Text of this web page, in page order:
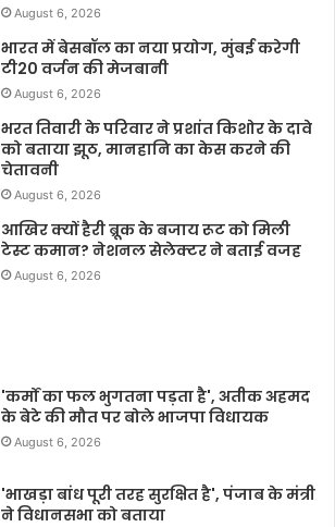
August 6, 2026
भारत में बेसबॉल का नया प्रयोग, मुंबई करेगी
टी20 वर्जन की मेजबानी
August 6, 2026
भरत तिवारी के परिवार ने प्रशांत किशोर के दावे
को बताया झूठ, मानहानि का केस करने की
चेतावनी
August 6, 2026
आखिर क्यों हैरी ब्रूक के बजाय रूट को मिली
टेस्ट कमान? नेशनल सेलेक्टर ने बताई वजह
August 6, 2026
'कर्मों का फल भुगतना पड़ता है', अतीक अहमद
के बेटे की मौत पर बोले भाजपा विधायक
August 6, 2026
'भाखड़ा बांध पूरी तरह सुरक्षित है', पंजाब के मंत्री
ने विधानसभा को बताया